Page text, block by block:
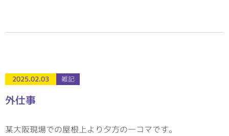
2025.02.03 雑記
外仕事
某大阪現場での屋根上より夕方の一コマです。